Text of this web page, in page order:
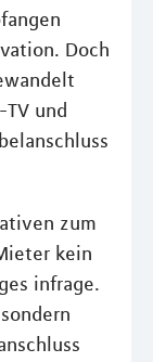
Doch
und
zum
kein
infrage.